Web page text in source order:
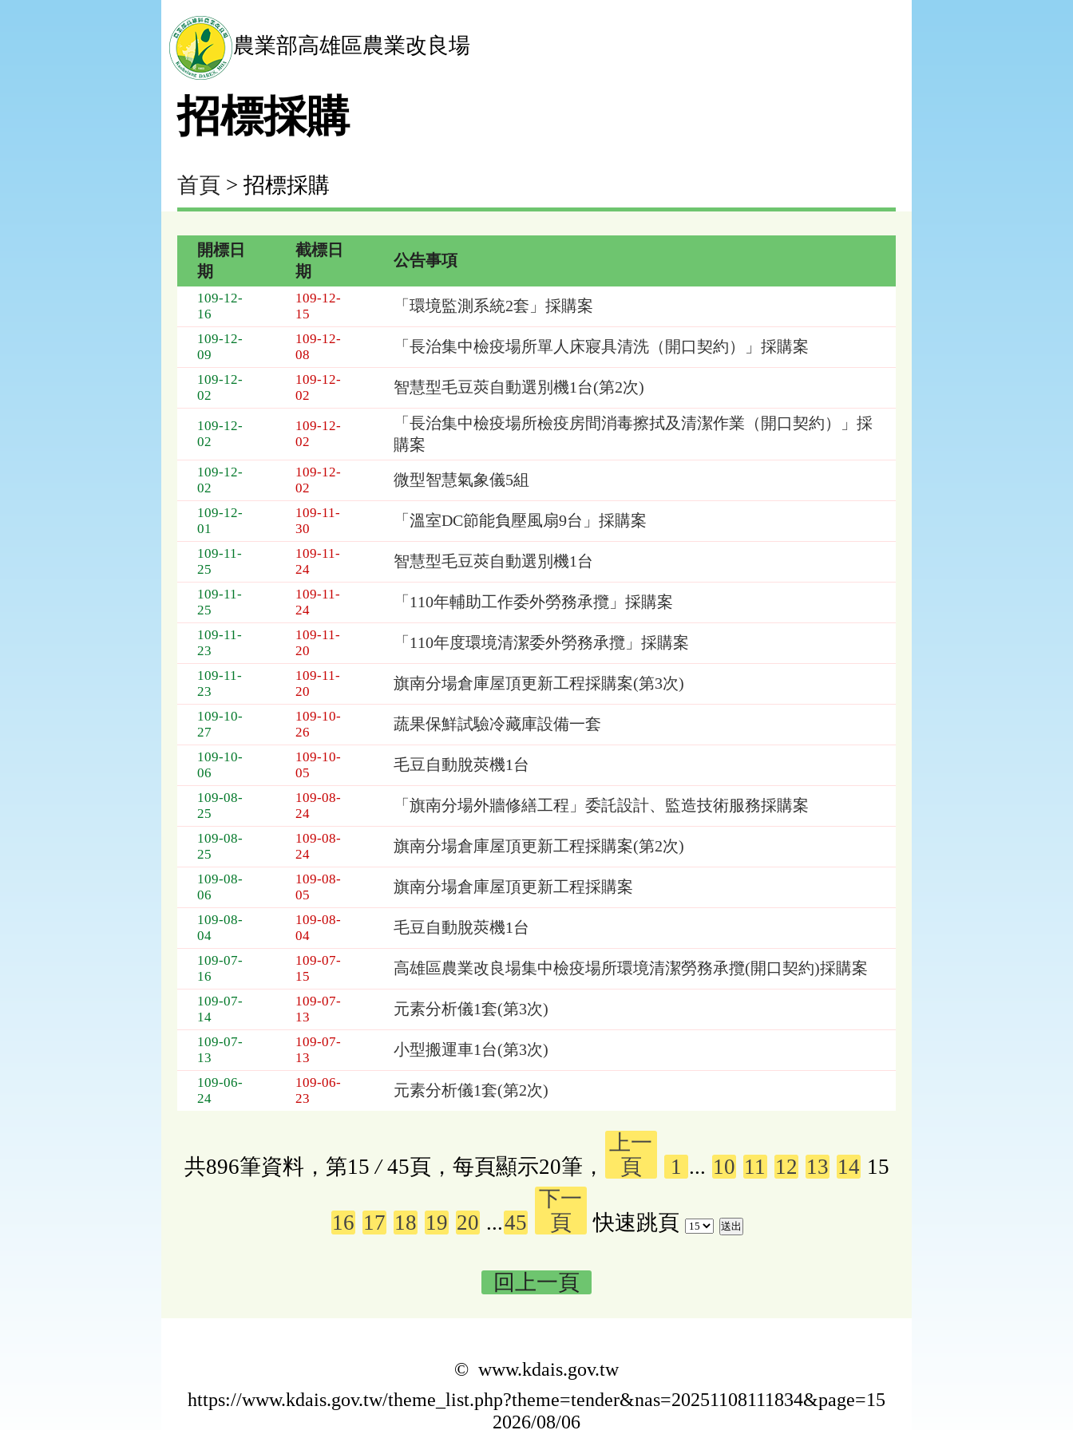
農業部高雄區農業改良場
招標採購
首頁 > 招標採購
採
表，
位
為：
期、
截
期、
項
開標日
期
截標日
期
公告事項
109-12-
16
109-12-
15
「環境監測系統2套」採購案
109-12-
09
109-12-
08
「長治集中檢疫場所單人床寢具清洗（開口契約）」採購案
109-12-
02
109-12-
02
智慧型毛豆莢自動選別機1台(第2次)
109-12-
02
109-12-
02
「長治集中檢疫場所檢疫房間消毒擦拭及清潔作業（開口契約）」採
購案
109-12-
02
109-12-
02
微型智慧氣象儀5組
109-12-
01
109-11-
30
「溫室DC節能負壓風扇9台」採購案
109-11-
25
109-11-
24
智慧型毛豆莢自動選別機1台
109-11-
25
109-11-
24
「110年輔助工作委外勞務承攬」採購案
109-11-
23
109-11-
20
「110年度環境清潔委外勞務承攬」採購案
109-11-
23
109-11-
20
旗南分場倉庫屋頂更新工程採購案(第3次)
109-10-
27
109-10-
26
蔬果保鮮試驗冷藏庫設備一套
109-10-
06
109-10-
05
毛豆自動脫莢機1台
109-08-
25
109-08-
24
「旗南分場外牆修繕工程」委託設計、監造技術服務採購案
109-08-
25
109-08-
24
旗南分場倉庫屋頂更新工程採購案(第2次)
109-08-
06
109-08-
05
旗南分場倉庫屋頂更新工程採購案
109-08-
04
109-08-
04
毛豆自動脫莢機1台
109-07-
16
109-07-
15
高雄區農業改良場集中檢疫場所環境清潔勞務承攬(開口契約)採購案
109-07-
14
109-07-
13
元素分析儀1套(第3次)
109-07-
13
109-07-
13
小型搬運車1台(第3次)
109-06-
24
109-06-
23
元素分析儀1套(第2次)
共896筆資料，第15 /45頁，每頁顯示20筆，
上一
頁
1 ... 10 11 12 13 14 15
16 17 18 19 20 ...45
下一
頁
快速跳頁
回上一頁
© www.kdais.gov.tw
https://www.kdais.gov.tw/theme_list.php?theme=tender&nas=20251108111834&page=15
2026/08/06